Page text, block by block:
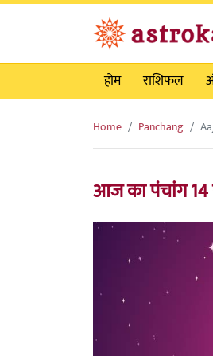
होम
राशिफल
Home Panchang
आज का पंचांग